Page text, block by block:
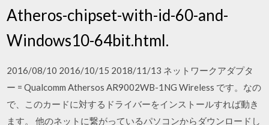
Atheros-chipset-with-id-60-and-
Windows10-64bit.html.
2016/08/10 2016/10/15 2018/11/13 ネットワークアダプタ
ー = Qualcomm Athersos AR9002WB-1NG Wireless です。なの
で、このカードに対するドライバーをインストールすれば動き
ます。 他のネットに繋がっているパソコンからダウンロードし